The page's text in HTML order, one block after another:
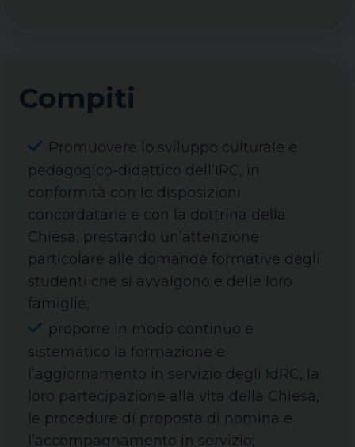
Compiti
Promuovere lo sviluppo culturale e
pedagogico-didattico dell’IRC, in
conformità con le disposizioni
concordatarie e con la dottrina della
Chiesa, prestando un’attenzione
particolare alle domande formative degli
studenti che si avvalgono e delle loro
famiglie;
proporre in modo continuo e
sistematico la formazione e
l’aggiornamento in servizio degli IdRC, la
loro partecipazione alla vita della Chiesa,
le procedure di proposta di nomina e
l’accompagnamento in servizio;